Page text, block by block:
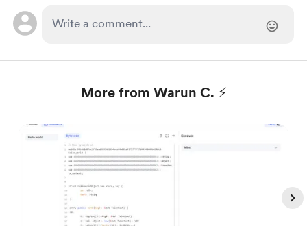
More from Warun C. ⚡